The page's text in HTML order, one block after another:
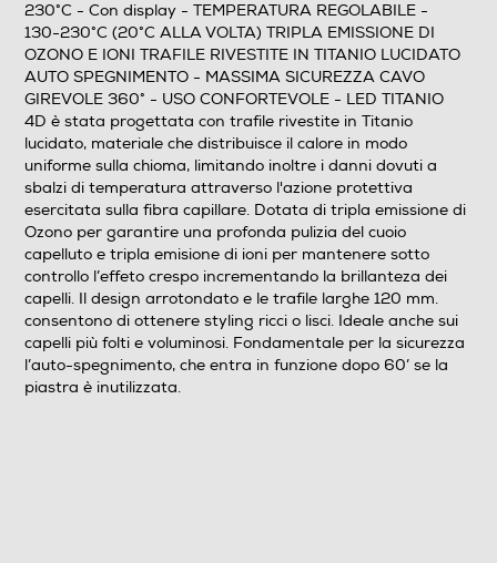
Funzione vapore
Regolazione temperatura
Display
Piastra arricciacapelli
Piastra lisciacapelli
230°C - Con display - TEMPERATURA REGOLABILE -
130-230°C (20°C ALLA VOLTA) TRIPLA EMISSIONE DI
OZONO E IONI TRAFILE RIVESTITE IN TITANIO LUCIDATO
AUTO SPEGNIMENTO - MASSIMA SICUREZZA CAVO
GIREVOLE 360° - USO CONFORTEVOLE - LED TITANIO
4D è stata progettata con trafile rivestite in Titanio
lucidato, materiale che distribuisce il calore in modo
uniforme sulla chioma, limitando inoltre i danni dovuti a
sbalzi di temperatura attraverso l'azione protettiva
esercitata sulla fibra capillare. Dotata di tripla emissione di
Ozono per garantire una profonda pulizia del cuoio
capelluto e tripla emisione di ioni per mantenere sotto
controllo l’effeto crespo incrementando la brillanteza dei
capelli. Il design arrotondato e le trafile larghe 120 mm.
consentono di ottenere styling ricci o lisci. Ideale anche sui
capelli più folti e voluminosi. Fondamentale per la sicurezza
l’auto-spegnimento, che entra in funzione dopo 60’ se la
piastra è inutilizzata.